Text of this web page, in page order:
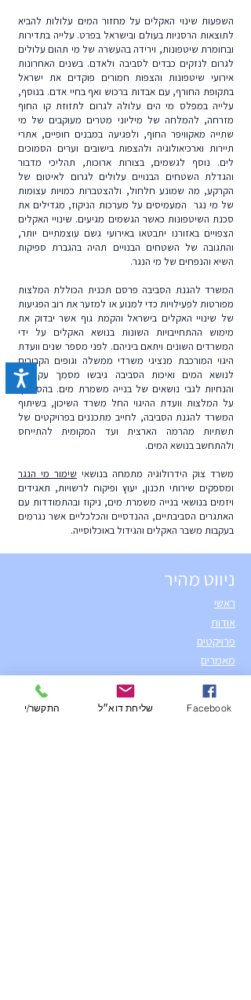
השפעות שינוי האקלים על מחזור המים עלולות להביא
לתוצאות הרסניות בעולם ובישראל בפרט. עלייה בתדירות
ובחומרת שיטפונות, וירידה בהעשרה של מי תהום עלולים
לגרום לנזקים כבדים לסביבה ולאדם. בשנים האחרונות
אירועי שיטפונות והצפות חמורים פוקדים את ישראל
בתקופת החורף, עם אבדות ברכוש ואף בחיי אדם. בנוסף,
עלייה במפלס מי הים עלולה לגרום לתזוזת קו החוף
מזרחה, להמלחה של מיליוני מטרים מעוקבים של מי
שתייה מאקוויפר החוף, ולפגיעה במבנים חופיים, אתרי
תיירות וארכיאולוגיה ולהצפות בישובים וערים הסמוכים
לים. נוסף לגשמים, בצורות ארוכות, תהליכי מדבור
והגדלת השטחים הבנויים עלולים לגרום לאיטום של
הקרקע, מה שמונע חלחול, ולהצטברות כמויות עצומות
של מי נגר המעמיסים על מערכות הניקוז, מגדילים את
סכנת השיטפונות כאשר הגשמים מגיעים. שינויי האקלים
הצפויים באזורנו יתבטאו באירועי גשם עוצמתיים יותר,
והתגובה של השטחים הבנויים תהיה בהגברת ספיקות
השיא והנפחים של מי הנגר.
המשרד להגנת הסביבה פרסם תכנית הכוללת המלצות
מפורטות לפעילויות כדי למנוע או למזער את רוב הפגיעות
של שינויי האקלים בישראל והקמת גוף אשר יבדוק את
מימוש ההתחייבויות השונות בנושא האקלים על ידי
המשרדים השונים ויתאם ביניהם. לפני מספר שנים וועדת
היגוי המורכבת מנציגי משרדי ממשלה וגופים הקרובים
לנושא המים ואיכות הסביבה גיבשו מסמך עקרונות
והנחיות לגבי נושאים של בנייה משמרת מים. בהסתמך
על המלצות וועדת ההיגוי החל משרד השיכון, בשיתוף
המשרד להגנת הסביבה, לחייב מתכננים בפרויקטים של
תשתיות מהרמה הארצית ועד המקומית להתייחס
ולהתחשב בנושא המים.
משרד צוק הידרולוגיה מתמחה בנושאי שימור מי הנגר
ומספקים שירותי תכנון, יעוץ ופיקוח לרשויות, תאגידים
ויזמים בנושאי בנייה משמרת מים, ניקוז ובהתמודדות עם
האתגרים הסביבתיים, ההנדסיים והכלכליים אשר נגרמים
בעקבות משבר האקלים והגידול באוכלוסייה.
ניווט מהיר
ראשי
אודות
פרויקטים
מאמרים
יצירת קשר
הצהרת נגישות
מדיניות פרטיות
התקשר/י שליחת דוא״ל Facebook